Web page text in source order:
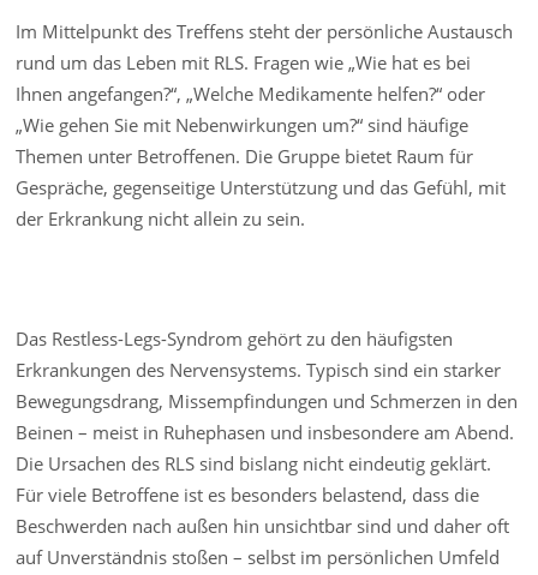
Im Mittelpunkt des Treffens steht der persönliche Austausch
rund um das Leben mit RLS. Fragen wie „Wie hat es bei
Ihnen angefangen?“, „Welche Medikamente helfen?“ oder
„Wie gehen Sie mit Nebenwirkungen um?“ sind häufige
Themen unter Betroffenen. Die Gruppe bietet Raum für
Gespräche, gegenseitige Unterstützung und das Gefühl, mit
der Erkrankung nicht allein zu sein.
Das Restless-Legs-Syndrom gehört zu den häufigsten
Erkrankungen des Nervensystems. Typisch sind ein starker
Bewegungsdrang, Missempfindungen und Schmerzen in den
Beinen – meist in Ruhephasen und insbesondere am Abend.
Die Ursachen des RLS sind bislang nicht eindeutig geklärt.
Für viele Betroffene ist es besonders belastend, dass die
Beschwerden nach außen hin unsichtbar sind und daher oft
auf Unverständnis stoßen – selbst im persönlichen Umfeld